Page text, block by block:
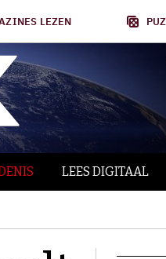
LEZEN
LEES DIGITAAL